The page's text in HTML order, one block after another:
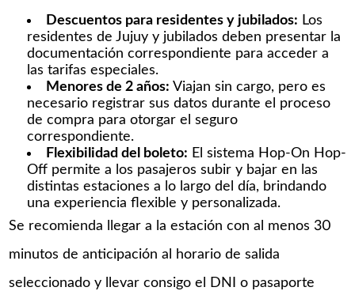
Descuentos para residentes y jubilados: Los
residentes de Jujuy y jubilados deben presentar la
documentación correspondiente para acceder a
las tarifas especiales.
Menores de 2 años: Viajan sin cargo, pero es
necesario registrar sus datos durante el proceso
de compra para otorgar el seguro
correspondiente.​
Flexibilidad del boleto: El sistema Hop-On Hop-
Off permite a los pasajeros subir y bajar en las
distintas estaciones a lo largo del día, brindando
una experiencia flexible y personalizada.​
Se recomienda llegar a la estación con al menos 30
minutos de anticipación al horario de salida
seleccionado y llevar consigo el DNI o pasaporte